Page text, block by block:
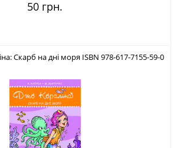
50 грн.
Скарб на дні моря ISBN 978-617-7155-59-0